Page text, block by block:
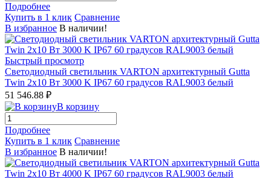
Подробнее
Купить в 1 клик Сравнение
В избранное В наличии!
Быстрый просмотр
Светодиодный светильник VARTON архитектурный Gutta
Twin 2x10 Вт 3000 K IP67 60 градусов RAL9003 белый
51 546.88 ₽
В корзину
Подробнее
Купить в 1 клик Сравнение
В избранное В наличии!